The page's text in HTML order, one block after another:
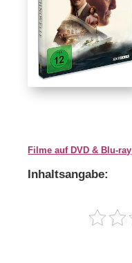
Filme auf DVD & Blu-ray
Inhaltsangabe: